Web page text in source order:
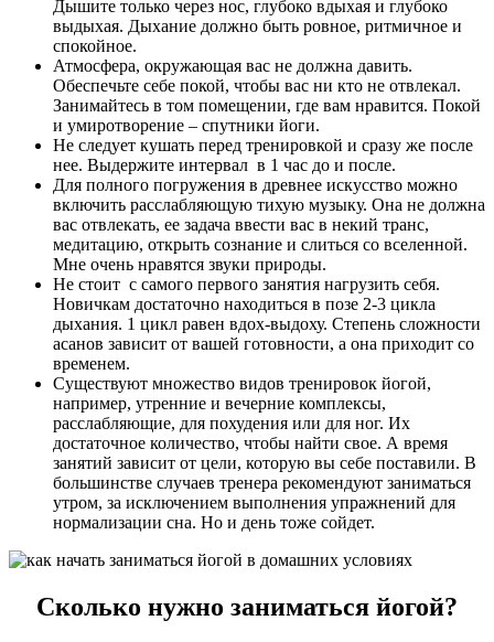
Дышите только через нос, глубоко вдыхая и глубоко
выдыхая. Дыхание должно быть ровное, ритмичное и
спокойное.
Атмосфера, окружающая вас не должна давить.
Обеспечьте себе покой, чтобы вас ни кто не отвлекал.
Занимайтесь в том помещении, где вам нравится. Покой
и умиротворение – спутники йоги.
Не следует кушать перед тренировкой и сразу же после
нее. Выдержите интервал в 1 час до и после.
Для полного погружения в древнее искусство можно
включить расслабляющую тихую музыку. Она не должна
вас отвлекать, ее задача ввести вас в некий транс,
медитацию, открыть сознание и слиться со вселенной.
Мне очень нравятся звуки природы.
Не стоит с самого первого занятия нагрузить себя.
Новичкам достаточно находиться в позе 2-3 цикла
дыхания. 1 цикл равен вдох-выдоху. Степень сложности
асанов зависит от вашей готовности, а она приходит со
временем.
Существуют множество видов тренировок йогой,
например, утренние и вечерние комплексы,
расслабляющие, для похудения или для ног. Их
достаточное количество, чтобы найти свое. А время
занятий зависит от цели, которую вы себе поставили. В
большинстве случаев тренера рекомендуют заниматься
утром, за исключением выполнения упражнений для
нормализации сна. Но и день тоже сойдет.
Сколько нужно заниматься йогой?